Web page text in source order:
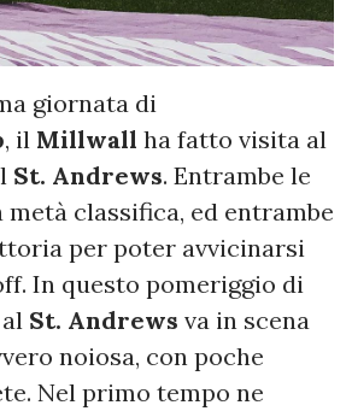
giornata di
, il Millwall ha fatto visita al
St. Andrews. Entrambe le
metà classifica, ed entrambe
per poter avvicinarsi
In questo pomeriggio di
St. Andrews va in scena
noiosa, con poche
Nel primo tempo ne